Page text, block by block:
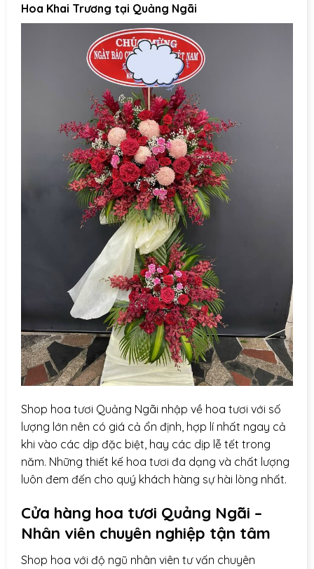
Hoa Khai Trương tại Quảng Ngãi
Shop hoa tươi Quảng Ngãi nhập về hoa tươi với số
lượng lớn nên có giá cả ổn định, hợp lí nhất ngay cả
khi vào các dịp đặc biệt, hay các dịp lễ tết trong
năm. Những thiết kế hoa tươi đa dạng và chất lượng
luôn đem đến cho quý khách hàng sự hài lòng nhất.
Cửa hàng hoa tươi Quảng Ngãi –
Nhân viên chuyên nghiệp tận tâm
Shop hoa với độ ngũ nhân viên tư vấn chuyên